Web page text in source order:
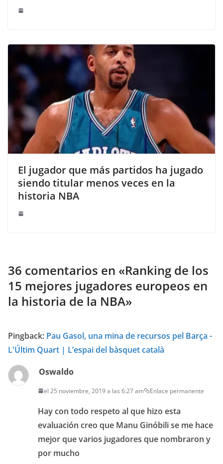
El jugador que más partidos ha jugado
siendo titular menos veces en la
historia NBA
36 comentarios en «Ranking de los
15 mejores jugadores europeos en
la historia de la NBA»
Pingback: Pau Gasol, una mina de recursos pel Barça -
L'Últim Quart | L’espai del bàsquet català
Oswaldo
el 25 noviembre, 2019 a las 6:27 am Enlace permanente
Hay con todo respeto al que hizo esta
evaluación creo que Manu Ginóbili se me hace
mejor que varios jugadores que nombraron y
por mucho